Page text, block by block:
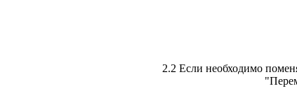
2.2 Если необходимо